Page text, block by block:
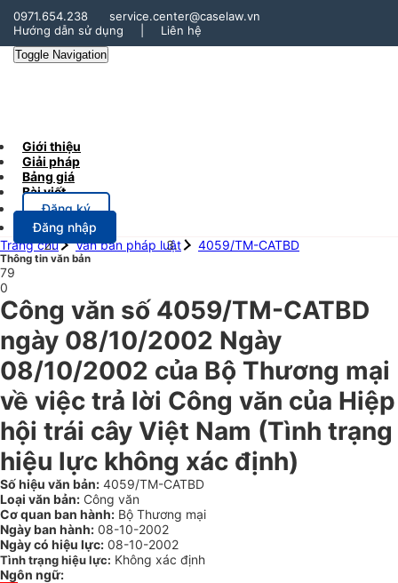
0971.654.238
service.center@caselaw.vn
Hướng dẫn sử dụng
Liên hệ
Toggle Navigation
Giới thiệu
Giải pháp
Bảng giá
Bài viết
Đăng ký
Đăng nhập
Trang chủ
Văn bản pháp luật 4059/TM-CATBD
Thông tin văn bản
79
0
Công văn số 4059/TM-CATBD
ngày 08/10/2002 Ngày
08/10/2002 của Bộ Thương mại
về việc trả lời Công văn của Hiệp
hội trái cây Việt Nam (Tình trạng
hiệu lực không xác định)
Số hiệu văn bản: 4059/TM-CATBD
Loại văn bản: Công văn
Cơ quan ban hành: Bộ Thương mại
Ngày ban hành: 08-10-2002
Ngày có hiệu lực: 08-10-2002
Tình trạng hiệu lực: Không xác định
Ngôn ngữ: